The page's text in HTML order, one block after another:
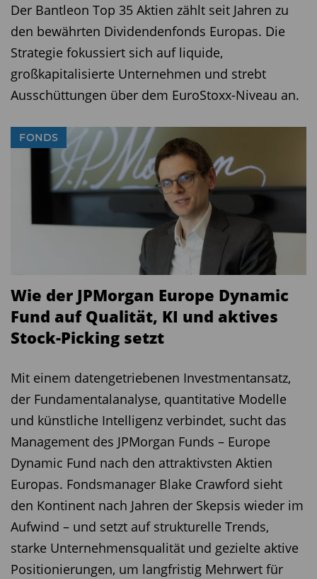
Der Bantleon Top 35 Aktien zählt seit Jahren zu
den bewährten Dividendenfonds Europas. Die
Strategie fokussiert sich auf liquide,
großkapitalisierte Unternehmen und strebt
Ausschüttungen über dem EuroStoxx-Niveau an.
FONDS
Wie der JPMorgan Europe Dynamic
Fund auf Qualität, KI und aktives
Stock-Picking setzt
Mit einem datengetriebenen Investmentansatz,
der Fundamentalanalyse, quantitative Modelle
und künstliche Intelligenz verbindet, sucht das
Management des JPMorgan Funds – Europe
Dynamic Fund nach den attraktivsten Aktien
Europas. Fondsmanager Blake Crawford sieht
den Kontinent nach Jahren der Skepsis wieder im
Aufwind – und setzt auf strukturelle Trends,
starke Unternehmensqualität und gezielte aktive
Positionierungen, um langfristig Mehrwert für